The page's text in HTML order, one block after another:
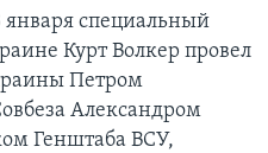
января специальный
Курт Волкер провел
Петром
Александром
Генштаба ВСУ,